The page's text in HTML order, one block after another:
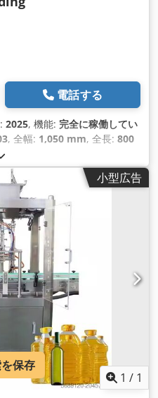
電話する
2025, 機能: 完全に稼働してい
, 全幅: 1,050 mm, 全長: 800
:
長さ:1,000 mm, 必要高さ:
, 小型広告
1 / 1
保存